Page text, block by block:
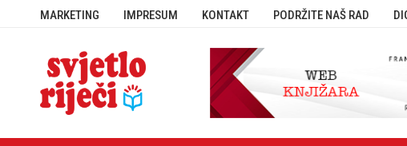
MARKETING IMPRESUM KONTAKT PODRŽITE NAŠ RAD